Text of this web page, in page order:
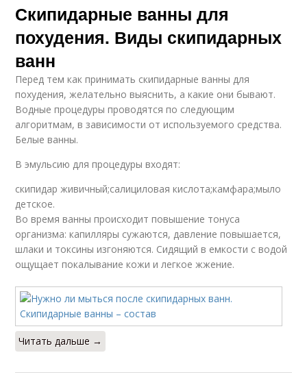
Скипидарные ванны для
похудения. Виды скипидарных
ванн
Перед тем как принимать скипидарные ванны для
похудения, желательно выяснить, а какие они бывают.
Водные процедуры проводятся по следующим
алгоритмам, в зависимости от используемого средства.
Белые ванны.
В эмульсию для процедуры входят:
скипидар живичный;салициловая кислота;камфара;мыло
детское.
Во время ванны происходит повышение тонуса
организма: капилляры сужаются, давление повышается,
шлаки и токсины изгоняются. Сидящий в емкости с водой
ощущает покалывание кожи и легкое жжение.
Читать дальше →